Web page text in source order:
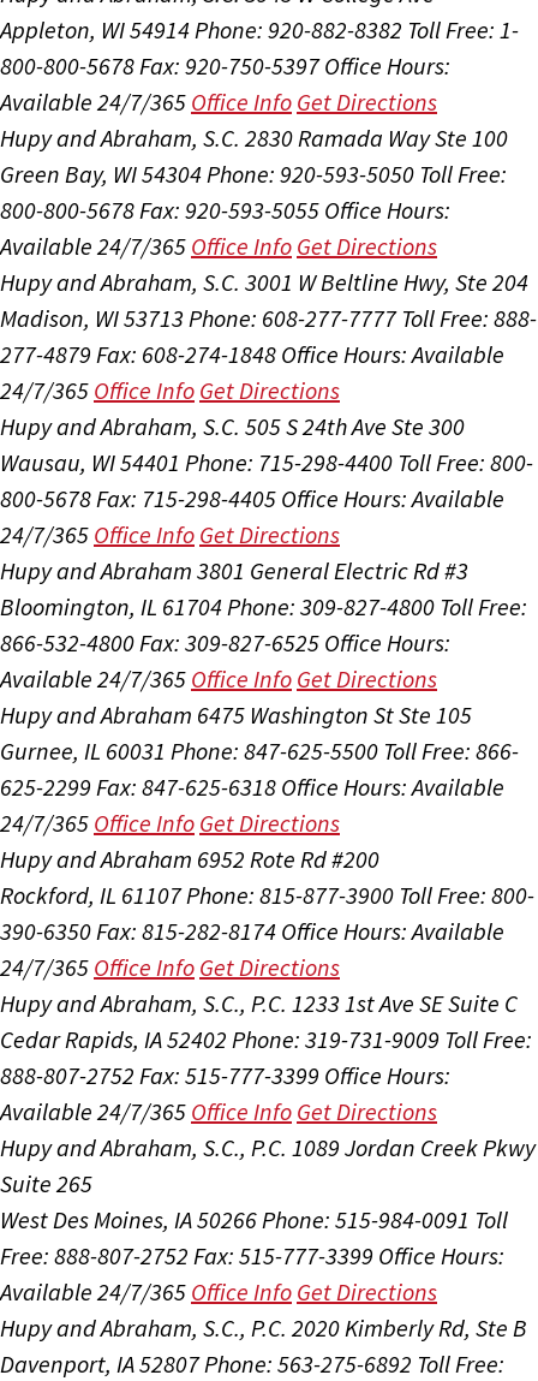
Appleton, WI 54914Phone: 920-882-8382 Toll Free: 1-
800-800-5678Fax: 920-750-5397 Office Hours:
Available 24/7/365 Office Info Get Directions
Hupy and Abraham, S.C. 2830 Ramada Way Ste 100
Green Bay, WI 54304Phone: 920-593-5050 Toll Free:
800-800-5678Fax: 920-593-5055 Office Hours:
Available 24/7/365 Office Info Get Directions
Hupy and Abraham, S.C. 3001 W Beltline Hwy, Ste 204
Madison, WI 53713 Phone: 608-277-7777 Toll Free: 888-
277-4879 Fax: 608-274-1848 Office Hours:Available
24/7/365 Office Info Get Directions
Hupy and Abraham, S.C. 505 S 24th Ave Ste 300
Wausau, WI 54401 Phone: 715-298-4400 Toll Free: 800-
800-5678Fax: 715-298-4405 Office Hours:Available
24/7/365 Office Info Get Directions
Hupy and Abraham 3801 General Electric Rd #3
Bloomington, IL 61704Phone: 309-827-4800 Toll Free:
866-532-4800Fax: 309-827-6525 Office Hours:
Available 24/7/365 Office Info Get Directions
Hupy and Abraham 6475 Washington St Ste 105
Gurnee, IL 60031 Phone: 847-625-5500 Toll Free: 866-
625-2299 Fax: 847-625-6318 Office Hours:Available
24/7/365 Office Info Get Directions
Hupy and Abraham 6952 Rote Rd #200
Rockford, IL 61107Phone: 815-877-3900 Toll Free: 800-
390-6350Fax: 815-282-8174 Office Hours:Available
24/7/365 Office Info Get Directions
Hupy and Abraham, S.C., P.C. 1233 1st Ave SE Suite C
Cedar Rapids, IA 52402 Phone: 319-731-9009 Toll Free:
888-807-2752 Fax: 515-777-3399 Office Hours:
Available 24/7/365 Office Info Get Directions
Hupy and Abraham, S.C., P.C. 1089 Jordan Creek Pkwy
Suite 265
West Des Moines, IA 50266Phone: 515-984-0091 Toll
Free: 888-807-2752 Fax: 515-777-3399 Office Hours:
Available 24/7/365 Office Info Get Directions
Hupy and Abraham, S.C., P.C. 2020 Kimberly Rd, Ste B
Davenport, IA 52807Phone: 563-275-6892 Toll Free: